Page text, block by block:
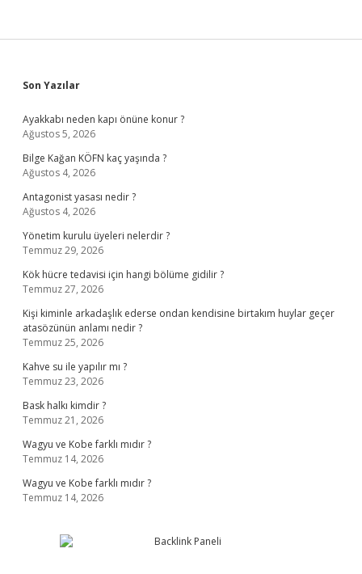
Sidebar
Son Yazılar
Ayakkabı neden kapı önüne konur ?
Ağustos 5, 2026
Bilge Kağan KÖFN kaç yaşında ?
Ağustos 4, 2026
Antagonist yasası nedir ?
Ağustos 4, 2026
Yönetim kurulu üyeleri nelerdir ?
Temmuz 29, 2026
Kök hücre tedavisi için hangi bölüme gidilir ?
Temmuz 27, 2026
Kişi kiminle arkadaşlık ederse ondan kendisine birtakım huylar geçer
atasözünün anlamı nedir ?
Temmuz 25, 2026
Kahve su ile yapılır mı ?
Temmuz 23, 2026
Bask halkı kimdir ?
Temmuz 21, 2026
Wagyu ve Kobe farklı mıdır ?
Temmuz 14, 2026
Wagyu ve Kobe farklı mıdır ?
Temmuz 14, 2026